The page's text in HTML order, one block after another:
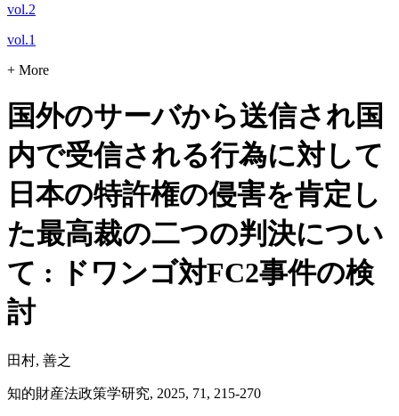
vol.2
vol.1
+ More
国外のサーバから送信され国
内で受信される行為に対して
日本の特許権の侵害を肯定し
た最高裁の二つの判決につい
て : ドワンゴ対FC2事件の検
討
田村, 善之
知的財産法政策学研究, 2025, 71, 215-270